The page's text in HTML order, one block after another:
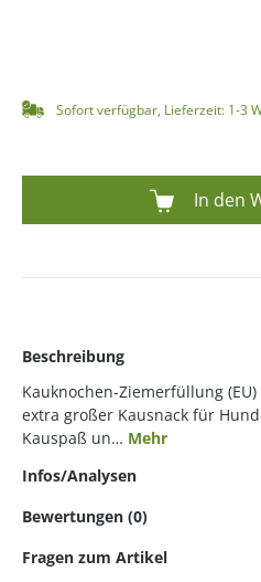
Sofort verfügbar, Lieferzeit: 1-3
In den
Beschreibung
Kauknochen-Ziemerfüllung
extra großer Kausnack für
Kauspaß un… Mehr
Infos/Analysen
Bewertungen (0)
Fragen zum Artikel